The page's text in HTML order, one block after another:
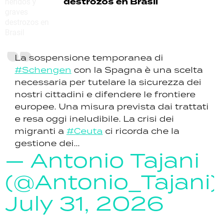
La sospensione temporanea di
#Schengen con la Spagna è una scelta
necessaria per tutelare la sicurezza dei
nostri cittadini e difendere le frontiere
europee. Una misura prevista dai trattati
e resa oggi ineludibile. La crisi dei
migranti a #Ceuta ci ricorda che la
gestione dei...
— Antonio Tajani
(@Antonio_Tajani)
July 31, 2026